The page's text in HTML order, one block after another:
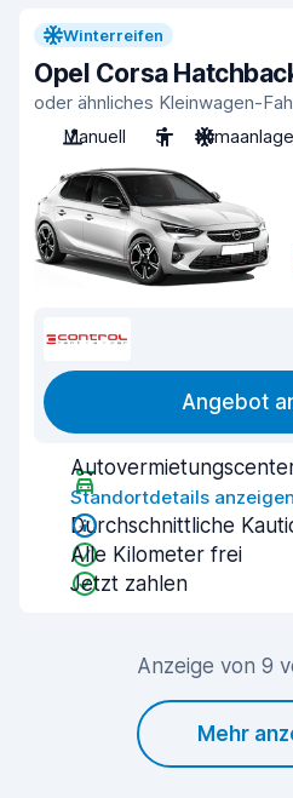
Winterreifen
Opel Corsa
oder ähnliches Kleinwagen-
Manuell
5 Klimaanlage
Angebot
Standortdetails anzeigen
Durchschnittliche
Alle Kilometer frei
Jetzt zahlen
Anzeige von 9
Mehr